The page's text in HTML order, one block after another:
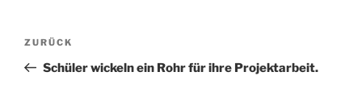
Beitragsnavigation
Vorheriger
Beitrag
ZURÜCK
Schüler wickeln ein Rohr für ihre Projektarbeit.